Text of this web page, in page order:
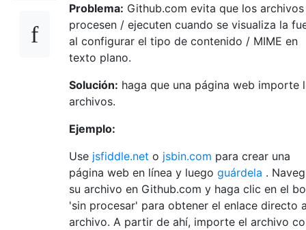
Problema: Github.com evita que los archivos
procesen / ejecuten cuando se visualiza la
al configurar el tipo de contenido / MIME en
texto plano.
Solución: haga que una página web importe
archivos.
Ejemplo:
Use jsfiddle.net o jsbin.com para crear una
página web en línea y luego guárdela .
su archivo en Github.com y haga clic en el
'sin procesar' para obtener el enlace directo
archivo. A partir de ahí, importe el archivo